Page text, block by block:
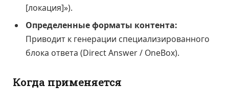
[локация]»).
Определенные форматы контента:
Приводит к генерации специализированного
блока ответа (Direct Answer / OneBox).
Когда применяется